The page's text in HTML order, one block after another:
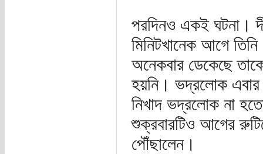
পরদিনও একই ঘটনা।
মিনিটখানেক আগে
অনেকবার ডেকেছে
হয়নি। ভদ্রলোক এবার
নিখাদ ভদ্রলোক না
শুক্রবারটিও আগের
পৌঁছালেন।